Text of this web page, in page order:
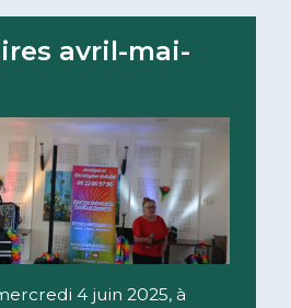
la suite
avril-mai-
4 juin 2025, à